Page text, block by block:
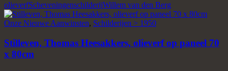
olieverfScheveningenschilderijWillem van den Berg
Onze Nieuwe Aanwinsten, Schilderijen > 1950
Stilleven, Thomas Heesakkers, olieverf op paneel 70
x 80cm